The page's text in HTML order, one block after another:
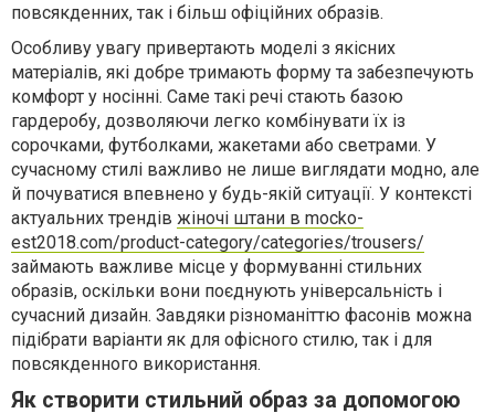
повсякденних, так і більш офіційних образів.
Особливу увагу привертають моделі з якісних
матеріалів, які добре тримають форму та забезпечують
комфорт у носінні. Саме такі речі стають базою
гардеробу, дозволяючи легко комбінувати їх із
сорочками, футболками, жакетами або светрами. У
сучасному стилі важливо не лише виглядати модно, але
й почуватися впевнено у будь-якій ситуації. У контексті
актуальних трендів жіночі штани в mocko-
est2018.com/product-category/categories/trousers/
займають важливе місце у формуванні стильних
образів, оскільки вони поєднують універсальність і
сучасний дизайн. Завдяки різноманіттю фасонів можна
підібрати варіанти як для офісного стилю, так і для
повсякденного використання.
Як створити стильний образ за допомогою